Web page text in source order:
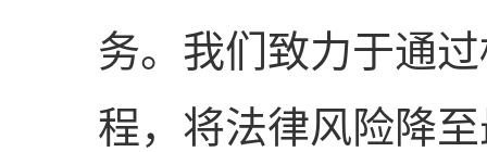
务。我们致力于通
程，将法律风险降